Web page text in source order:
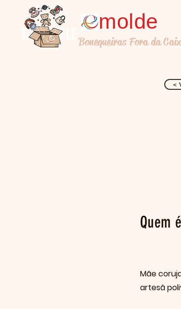
molde
Bonequeiras Fora da
<
Quem
Mãe
artesã
TALL TITLE